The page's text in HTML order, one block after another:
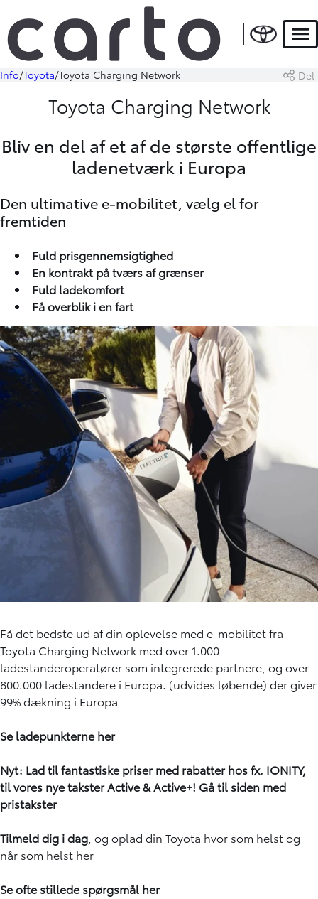
Info Toyota Toyota Charging Network Del
Toyota Charging Network
Bliv en del af et af de største offentlige
ladenetværk i Europa
Den ultimative e-mobilitet, vælg el for
fremtiden
Fuld prisgennemsigtighed
En kontrakt på tværs af grænser
Fuld ladekomfort
Få overblik i en fart
Få det bedste ud af din oplevelse med e-mobilitet fra
Toyota Charging Network med over 1.000
ladestanderoperatører som integrerede partnere, og over
800.000 ladestandere i Europa. (udvides løbende) der giver
99% dækning i Europa
Se ladepunkterneher
Nyt: Lad til fantastiske priser med rabatter hos fx. IONITY,
til vores nye takster Active & Active+! Gå til siden med
pristakster
Tilmeld dig i dag , og oplad din Toyota hvor som helst og
når som helst her
Se ofte stillede spørgsmål her